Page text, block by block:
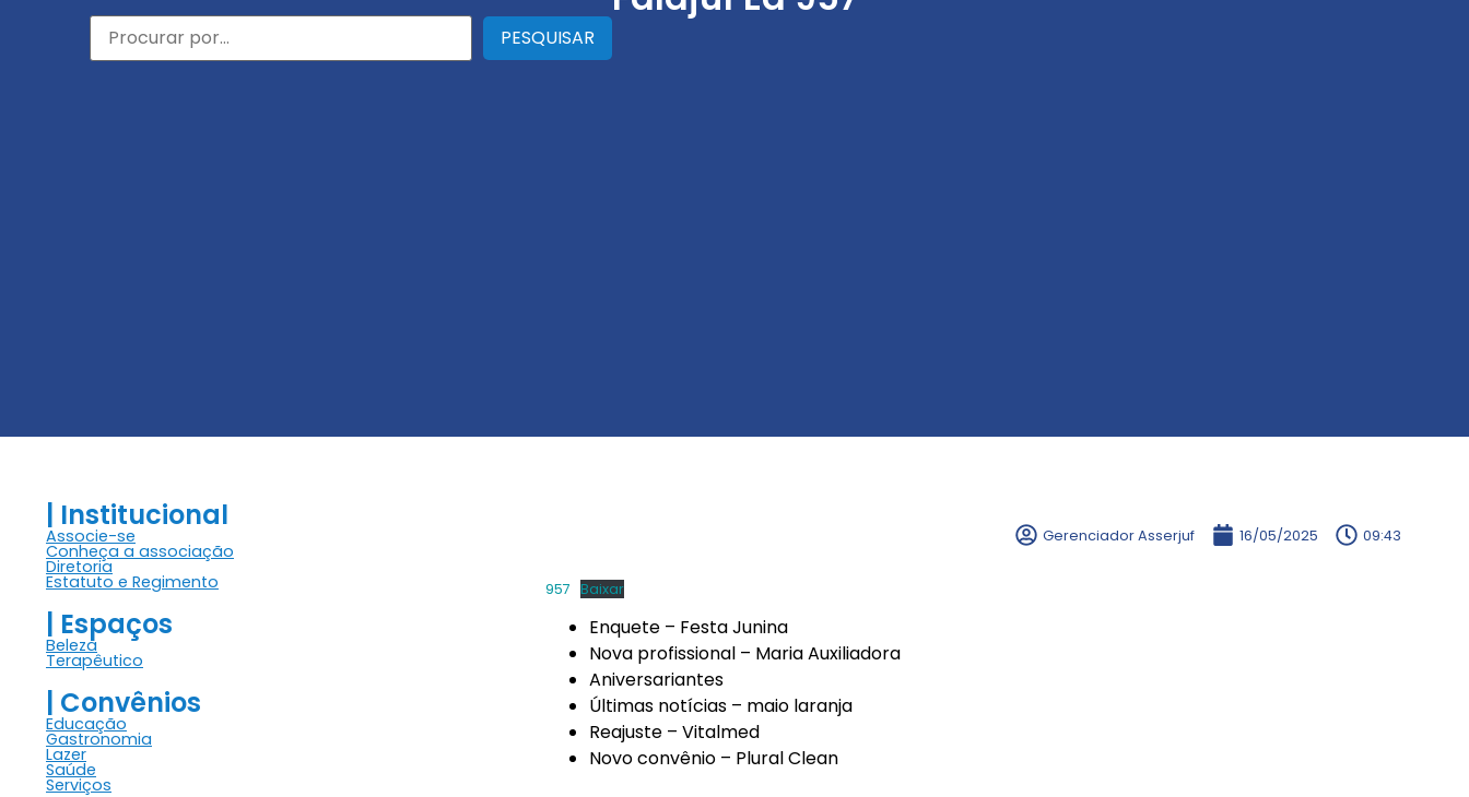
| Institucional
Associe-se
Conheça a associação
Diretoria
Estatuto e Regimento
| Espaços
Beleza
Terapêutico
| Convênios
Educação
Gastronomia
Lazer
Saúde
Serviços
Gerenciador Asserjuf 16/05/2025 09:43
957 Baixar
Enquete – Festa Junina
Nova profissional – Maria Auxiliadora
Aniversariantes
Últimas notícias – maio laranja
Reajuste – Vitalmed
Novo convênio – Plural Clean